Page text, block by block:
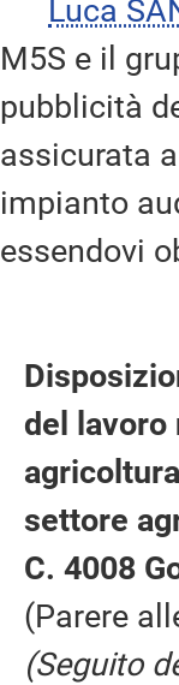
Luca
M5S e il
pubblicità
assicurata
impianto
essendovi
del lavoro
settore
C. 4008
(Parere
(Seguito